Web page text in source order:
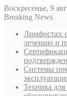
Воскресенье, 9
Breaking News
Лимфостаз:
лечению и
Системы
Техника